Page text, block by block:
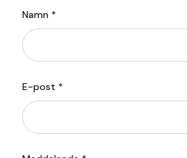
Namn *
E-post *